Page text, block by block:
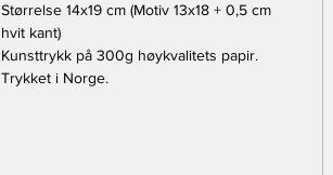
Størrelse 14x19 cm (Motiv 13x18 + 0,5 cm
hvit kant)
Kunsttrykk på 300g høykvalitets papir.
Trykket i Norge.